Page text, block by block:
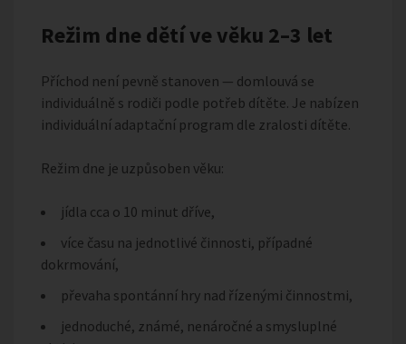
Režim dne dětí ve věku 2–3 let
Příchod není pevně stanoven — domlouvá se
individuálně s rodiči podle potřeb dítěte. Je nabízen
individuální adaptační program dle zralosti dítěte.
Režim dne je uzpůsoben věku:
jídla cca o 10 minut dříve,
více času na jednotlivé činnosti, případné
dokrmování,
převaha spontánní hry nad řízenými činnostmi,
jednoduché, známé, nenáročné a smysluplné